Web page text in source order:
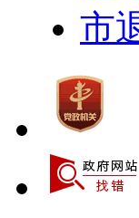
市